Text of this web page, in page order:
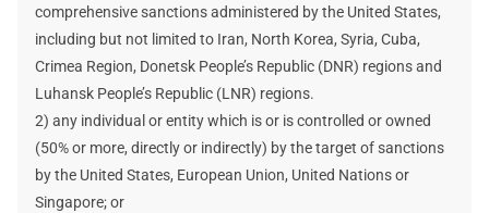
Erträge. Bei den hier genannten Zahlen zu künftigen Gewinnen
handelt es sich um Schätzungen und Annahmen. Dein
tatsächliches Einkommen wird von vielen Faktoren
beeinflusst, die außerhalb der Kontrolle von Bitdeer liegen.
comprehensive sanctions administered by the United States,
including but not limited to Iran, North Korea, Syria, Cuba,
Crimea Region, Donetsk People’s Republic (DNR) regions and
Luhansk People’s Republic (LNR) regions.
2) any individual or entity which is or is controlled or owned
(50% or more, directly or indirectly) by the target of sanctions
by the United States, European Union, United Nations or
Singapore; or